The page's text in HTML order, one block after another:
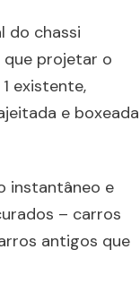
do chassi
que projetar o
existente,
e boxeada
instantâneo e
– carros
antigos que